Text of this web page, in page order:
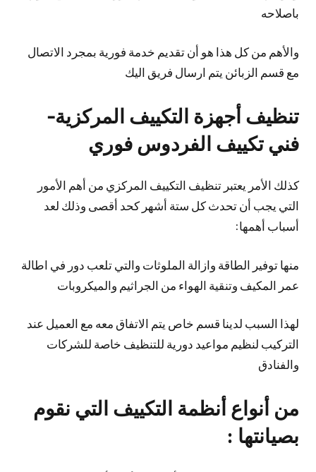
باصلاحه
والأهم من كل هذا هو أن تقديم خدمة فورية بمجرد الاتصال
مع قسم الزبائن يتم ارسال فريق اليك
تنظيف أجهزة التكييف المركزية-
فني تكييف الفردوس فوري
كذلك الأمر يعتبر تنظيف التكييف المركزي من أهم الأمور
التي يجب أن تحدث كل ستة أشهر كحد أقصى وذلك لعد
أسباب أهمها:
منها توفير الطاقة وازالة الملوثات والتي تلعب دور في اطالة
عمر المكيف وتنقية الهواء من الجراثيم والميكروبات
لهذا السبب لدينا قسم خاص يتم الاتفاق معه مع العميل عند
التركيب لنظيم مواعيد دورية للتنظيف خاصة للشركات
والفنادق
من أنواع أنظمة التكييف التي نقوم
بصيانتها :